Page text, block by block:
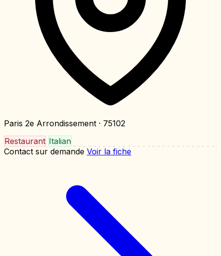
Paris 2e Arrondissement · 75102
Restaurant Italian
Contact sur demande Voir la fiche